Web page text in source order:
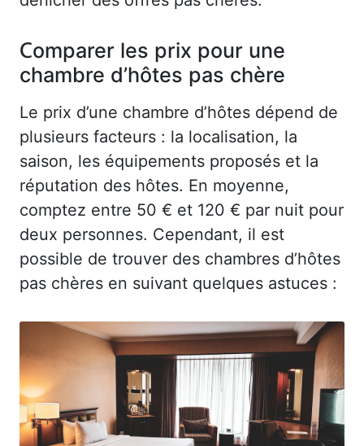
Comparer les prix pour une
chambre d’hôtes pas chère
Le prix d’une chambre d’hôtes dépend de
plusieurs facteurs : la localisation, la
saison, les équipements proposés et la
réputation des hôtes. En moyenne,
comptez entre 50 € et 120 € par nuit pour
deux personnes. Cependant, il est
possible de trouver des chambres d’hôtes
pas chères en suivant quelques astuces :